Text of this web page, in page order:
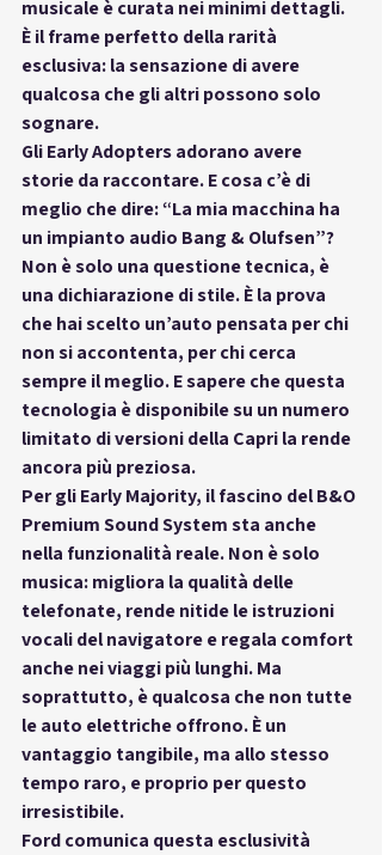
musicale è curata nei minimi dettagli.
È il frame perfetto della rarità
esclusiva: la sensazione di avere
qualcosa che gli altri possono solo
sognare.
Gli Early Adopters adorano avere
storie da raccontare. E cosa c’è di
meglio che dire: “La mia macchina ha
un impianto audio Bang & Olufsen”?
Non è solo una questione tecnica, è
una dichiarazione di stile. È la prova
che hai scelto un’auto pensata per chi
non si accontenta, per chi cerca
sempre il meglio. E sapere che questa
tecnologia è disponibile su un numero
limitato di versioni della Capri la rende
ancora più preziosa.
Per gli Early Majority, il fascino del B&O
Premium Sound System sta anche
nella funzionalità reale. Non è solo
musica: migliora la qualità delle
telefonate, rende nitide le istruzioni
vocali del navigatore e regala comfort
anche nei viaggi più lunghi. Ma
soprattutto, è qualcosa che non tutte
le auto elettriche offrono. È un
vantaggio tangibile, ma allo stesso
tempo raro, e proprio per questo
irresistibile.
Ford comunica questa esclusività